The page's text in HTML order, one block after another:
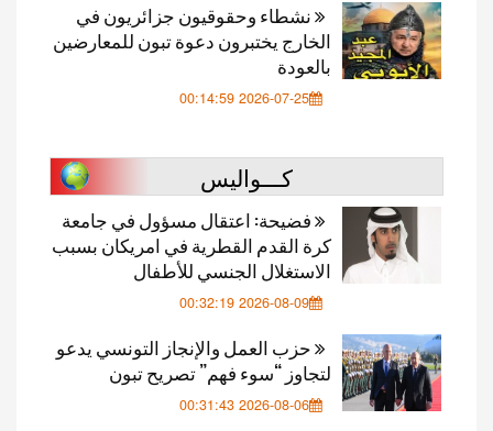
نشطاء وحقوقيون جزائريون في
الخارج يختبرون دعوة تبون للمعارضين
بالعودة
2026-07-25 00:14:59
كـــواليس
فضيحة: اعتقال مسؤول في جامعة
كرة القدم القطرية في امريكان بسبب
الاستغلال الجنسي للأطفال
2026-08-09 00:32:19
حزب العمل والإنجاز التونسي يدعو
لتجاوز “سوء فهم” تصريح تبون
2026-08-06 00:31:43